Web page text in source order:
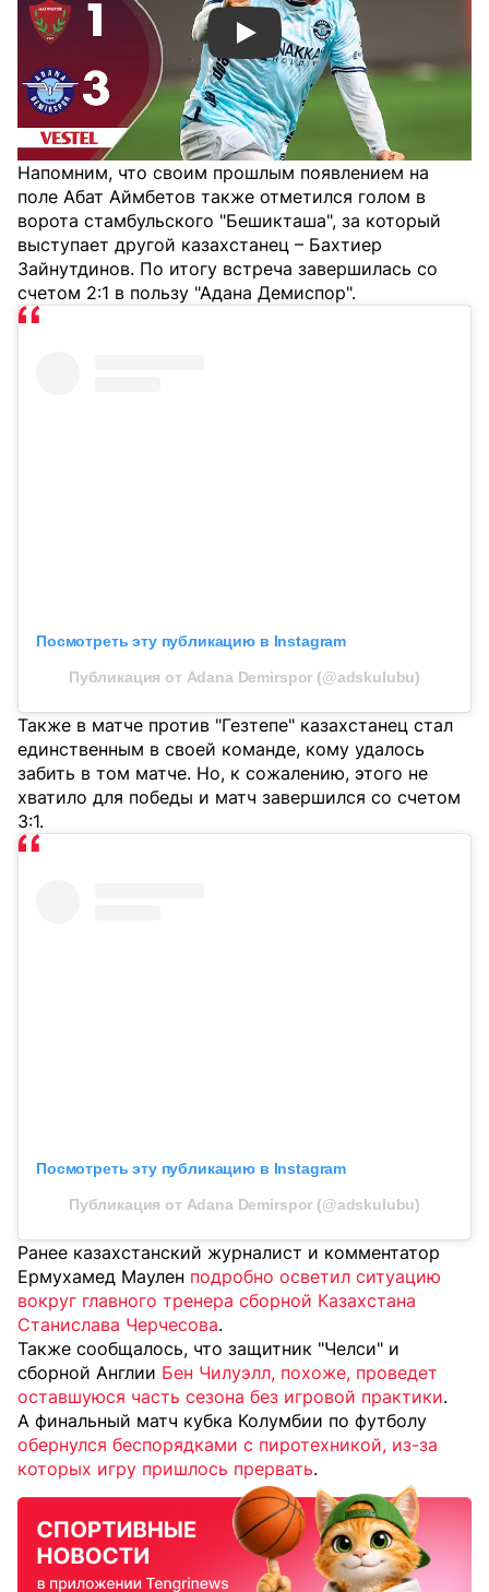
Смотреть видео YouTube
Напомним, что своим прошлым появлением на
поле Абат Аймбетов также отметился голом в
ворота стамбульского "Бешикташа", за который
выступает другой казахстанец – Бахтиер
Зайнутдинов. По итогу встреча завершилась со
счетом 2:1 в пользу "Адана Демиспор".
Посмотреть эту публикацию в Instagram
Публикация от Adana Demirspor (@adskulubu)
Также в матче против "Гезтепе" казахстанец стал
единственным в своей команде, кому удалось
забить в том матче. Но, к сожалению, этого не
хватило для победы и матч завершился со счетом
3:1.
Посмотреть эту публикацию в Instagram
Публикация от Adana Demirspor (@adskulubu)
Ранее казахстанский журналист и комментатор
Ермухамед Маулен подробно осветил ситуацию
вокруг главного тренера сборной Казахстана
Станислава Черчесова.
Также сообщалось, что защитник "Челси" и
сборной Англии Бен Чилуэлл, похоже, проведет
оставшуюся часть сезона без игровой практики.
А финальный матч кубка Колумбии по футболу
обернулся беспорядками с пиротехникой, из-за
которых игру пришлось прервать.